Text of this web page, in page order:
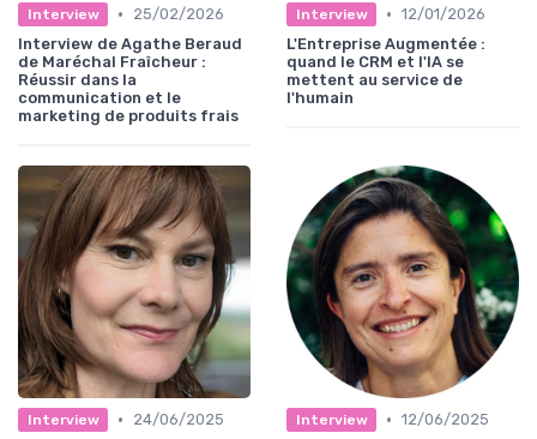
Interview •
25/02/2026
Interview de Agathe Beraud
de Maréchal Fraîcheur :
Réussir dans la
communication et le
marketing de produits frais
Interview • 12/01/2026
L'Entreprise Augmentée :
quand le CRM et l'IA se
mettent au service de
l'humain
Interview •
24/06/2025
Interview • 12/06/2025